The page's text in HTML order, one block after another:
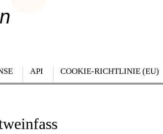
API COOKIE-RICHTLINIE (EU)